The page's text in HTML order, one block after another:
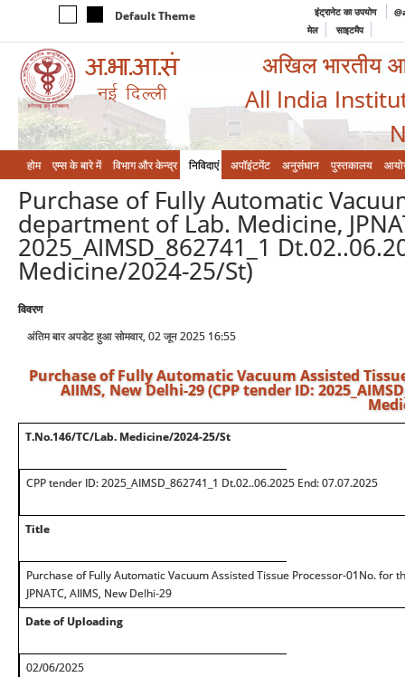
Default Theme इंट्रानेट का उपयोग
मेल
साइटमैप
अखिल भारतीय
All India
होम एम्‍स के बारे में विभाग और केन्‍द्र निविदाएं अपॉइंटमेंट अनुसंधान पुस्तकालय
Purchase of Fully Automatic
department of Lab. Medicine,
2025_AIMSD_862741_1
Medicine/2024-25/St)
विवरण
अंतिम बार अपडेट हुआ सोमवार, 02 जून 2025 16:55
Purchase of Fully Automatic Vacuum Assisted
AIIMS, New Delhi-29 (CPP tender ID:
T.No.146/TC/Lab. Medicine/2024-25/St
CPP tender ID: 2025_AIMSD_862741_1 Dt.02..06.2025 End: 07.07.2025
Title
Purchase of Fully Automatic Vacuum Assisted Tissue Processor-01No. for
JPNATC, AIIMS, New Delhi-29
Date of Uploading
02/06/2025